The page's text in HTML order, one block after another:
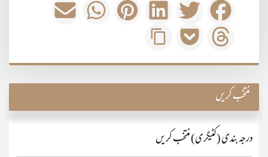
منتخب کریں
درجہ بندی (کٹیگری) منتخب کریں